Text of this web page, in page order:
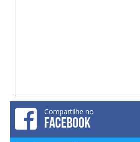
Compartilhe no
FACEBOOK